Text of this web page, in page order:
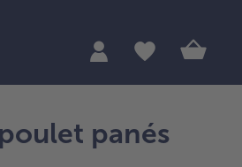
panés